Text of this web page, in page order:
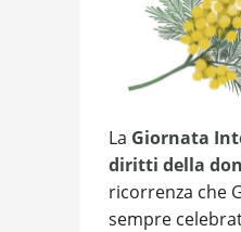
La Giornata
diritti della
ricorrenza che
sempre